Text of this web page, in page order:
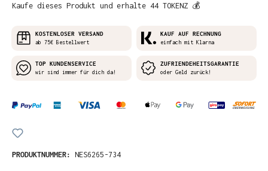
Kaufe dieses Produkt und erhalte 44 TOKENZ 💰
KOSTENLOSER VERSAND
ab 75€ Bestellwert
KAUF AUF RECHNUNG
einfach mit Klarna
TOP KUNDENSERVICE
wir sind immer für dich da!
ZUFRIENDEHEITSGARANTIE
oder Geld zurück!
PRODUKTNUMMER: NES6265-734